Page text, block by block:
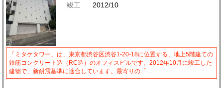
竣工
2012/10
「ミタケタワー」は、東京都渋谷区渋谷1-20-18に位置する、地上5階建ての
鉄筋コンクリート造（RC造）のオフィスビルです。2012年10月に竣工した
建物で、新耐震基準に適合しています。最寄りの「…